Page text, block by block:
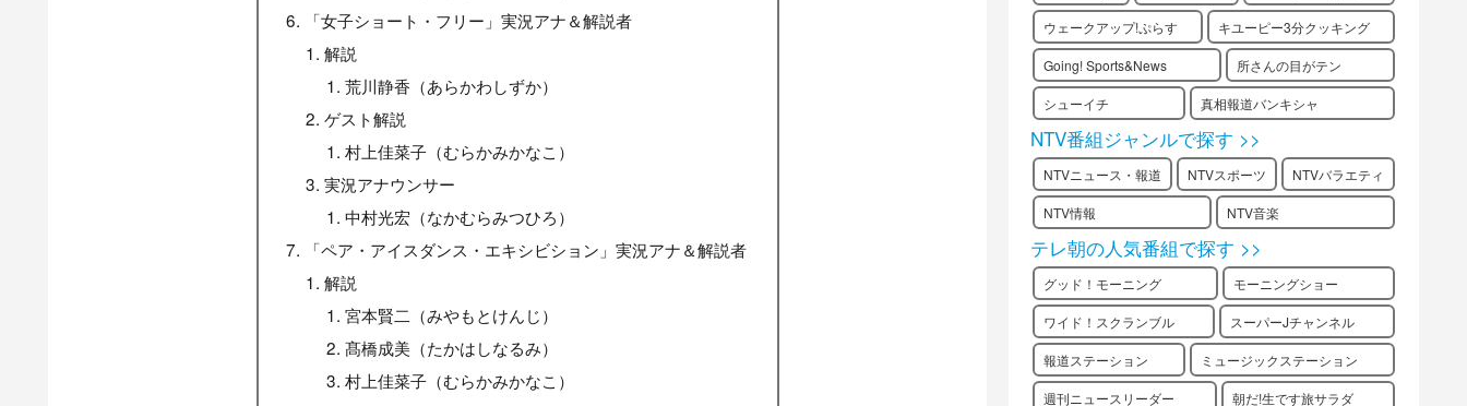
「女子ショート・フリー」実況アナ＆解説者
解説
荒川静香（あらかわしずか）
ゲスト解説
村上佳菜子（むらかみかなこ）
実況アナウンサー
中村光宏（なかむらみつひろ）
「ペア・アイスダンス・エキシビション」実況アナ＆解説者
解説
宮本賢二（みやもとけんじ）
髙橋成美（たかはしなるみ）
村上佳菜子（むらかみかなこ）
ウェークアップ!ぷらす キユーピー3分クッキング
Going! Sports&News 所さんの目がテン
シューイチ 真相報道バンキシャ
NTV番組ジャンルで探す >>
NTVニュース・報道 NTVスポーツ NTVバラエティ
NTV情報 NTV音楽
テレ朝の人気番組で探す >>
グッド！モーニング モーニングショー
ワイド！スクランブル スーパーJチャンネル
報道ステーション ミュージックステーション
週刊ニュースリーダー 朝だ!生です旅サラダ